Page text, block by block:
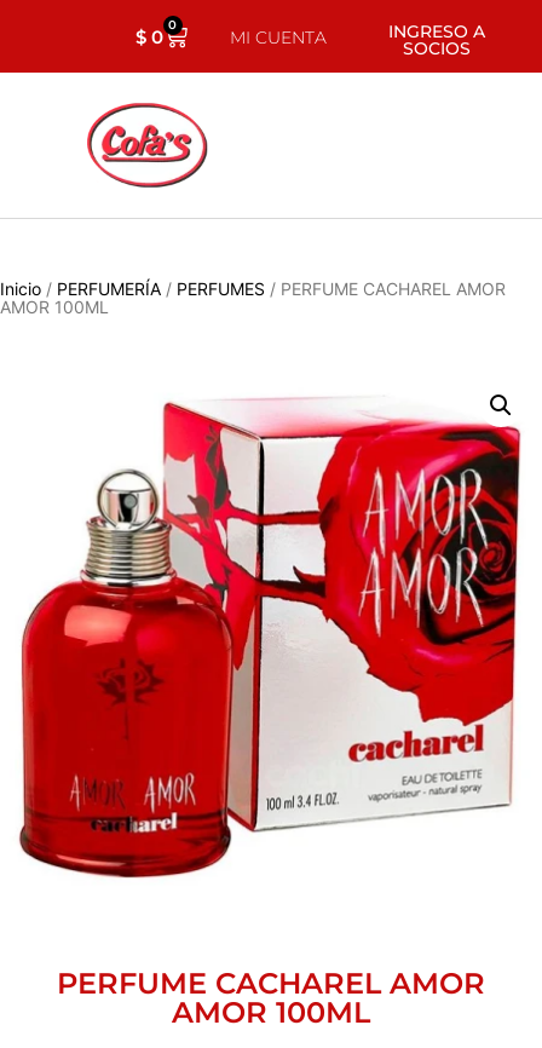
$0 0
MI CUENTA INGRESO A
SOCIOS
Inicio / PERFUMERÍA / PERFUMES / PERFUME CACHAREL AMOR
AMOR 100ML
PERFUME CACHAREL AMOR
AMOR 100ML